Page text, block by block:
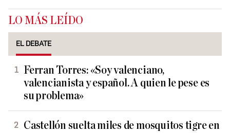
LO MÁS LEÍDO
EL DEBATE
Ferran Torres: «Soy valenciano,
valencianista y español. A quien le pese es
su problema»
Castellón suelta miles de mosquitos tigre en